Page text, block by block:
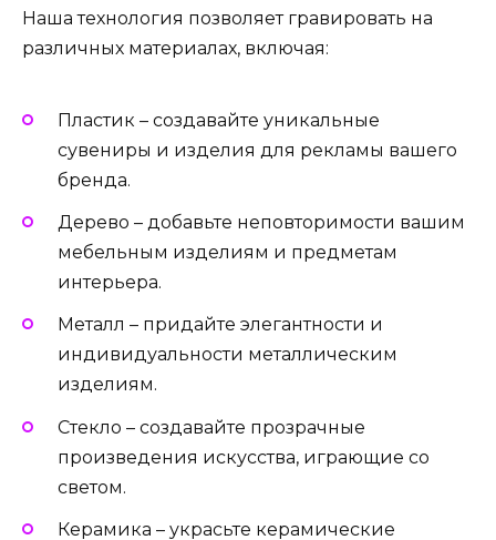
Наша технология позволяет гравировать на
различных материалах, включая:
Пластик – создавайте уникальные
сувениры и изделия для рекламы вашего
бренда.
Дерево – добавьте неповторимости вашим
мебельным изделиям и предметам
интерьера.
Металл – придайте элегантности и
индивидуальности металлическим
изделиям.
Стекло – создавайте прозрачные
произведения искусства, играющие со
светом.
Керамика – украсьте керамические